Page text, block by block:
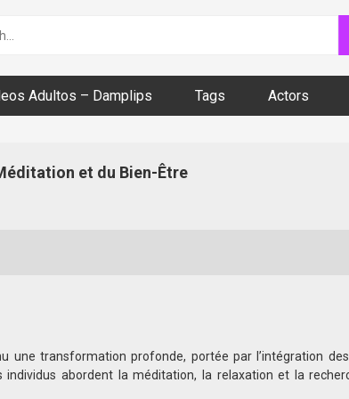
Adultos – Damplips Tags Actors
et du Bien-Être
une transformation profonde, portée par l’intégration
abordent la méditation, la relaxation et la